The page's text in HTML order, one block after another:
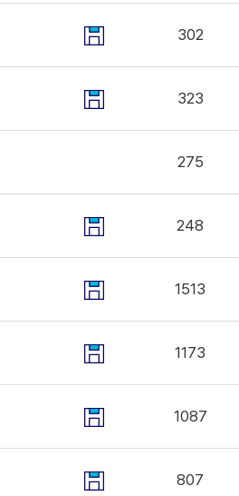
302
323
275
248
1513
1173
1087
807